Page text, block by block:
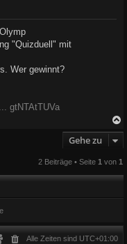
"Quizduell" mit
Wer gewinnt?
gtNTAtTUVa
e
Gehe zu
2 Beiträge • Seite 1 von 1
Alle Zeiten sind UTC+01:00